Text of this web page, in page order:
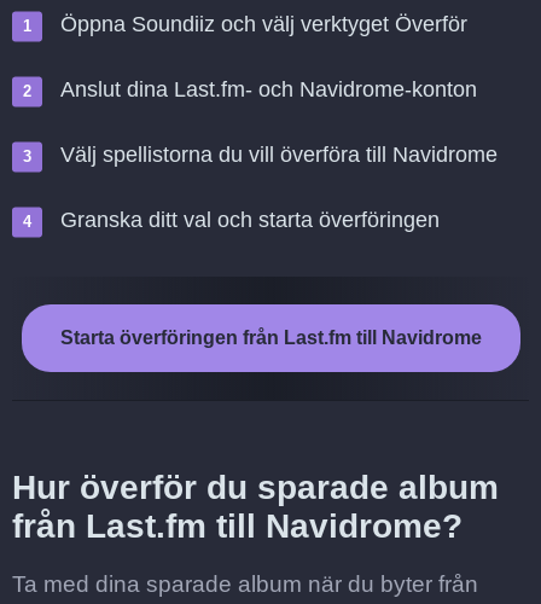
Öppna Soundiiz och välj verktyget Överför
Anslut dina Last.fm- och Navidrome-konton
Välj spellistorna du vill överföra till Navidrome
Granska ditt val och starta överföringen
Starta överföringen från Last.fm till Navidrome
Hur överför du sparade album
från Last.fm till Navidrome?
Ta med dina sparade album när du byter från